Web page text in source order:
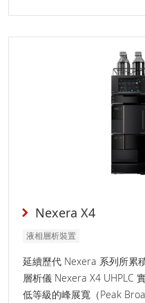
Nexera X4
液相層析裝置
延續歷代 Nexera 系列所累
層析儀 Nexera X4 UHPLC
低等級的峰展寬（Peak